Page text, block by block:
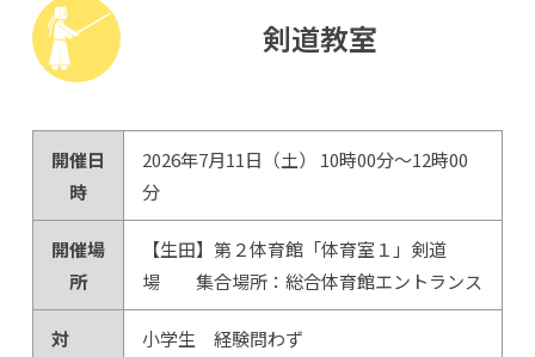
剣道教室
開催日
時
2026年7月11日（土） 10時00分～12時00
分
開催場
所
【生田】第２体育館「体育室１」剣道
場 集合場所：総合体育館エントランス
対
小学生 経験問わず